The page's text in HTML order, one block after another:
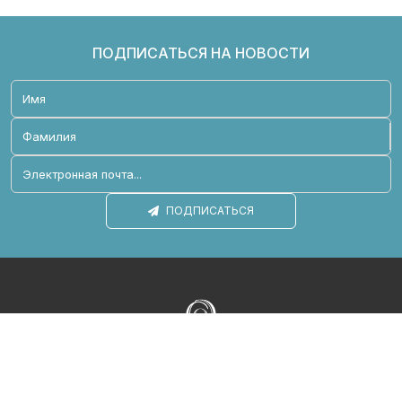
ПОДПИСАТЬСЯ НА НОВОСТИ
ПОДПИСАТЬСЯ